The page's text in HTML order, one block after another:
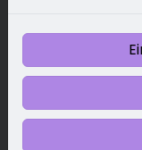
10
11 Rechte
12